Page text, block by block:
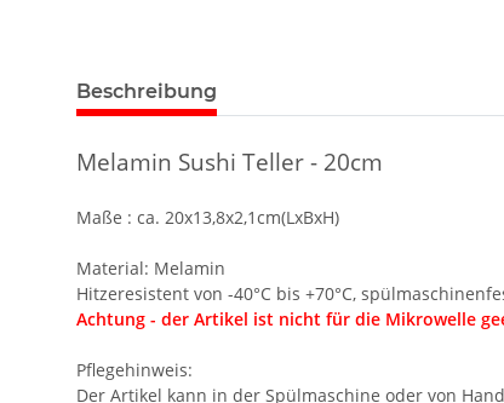
Beschreibung
Melamin Sushi Teller - 20cm
Maße : ca. 20x13,8x2,1cm(LxBxH)
Material: Melamin
Hitzeresistent von -40°C bis +70°C,
Achtung - der Artikel ist nicht für die Mikrowelle
Pflegehinweis:
Der Artikel kann in der Spülmaschine oder von